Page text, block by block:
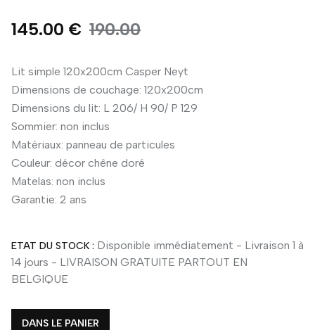
145.00 € 190.00
Lit simple 120x200cm Casper Neyt
Dimensions de couchage: 120x200cm
Dimensions du lit: L 206/ H 90/ P 129
Sommier: non inclus
Matériaux: panneau de particules
Couleur: décor chêne doré
Matelas: non inclus
Garantie: 2 ans
ETAT DU STOCK : Disponible immédiatement - Livraison 1 à
14 jours - LIVRAISON GRATUITE PARTOUT EN
BELGIQUE
DANS LE PANIER